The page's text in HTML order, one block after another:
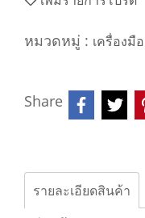
หมวดหมู่ : เครื่องมื
Share
รายละเอียดสินค้า